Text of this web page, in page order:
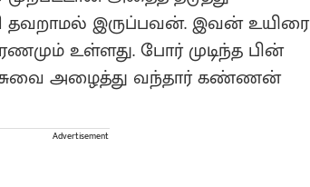
தவறாமல் இருப்பவன்‌. இவன் உயிரை
உள்ளது‌. போர் முடிந்த பின்
அழைத்து வந்தார் கண்ணன்
Advertisement